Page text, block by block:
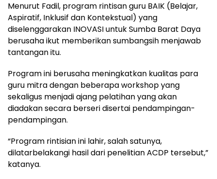
Menurut Fadil, program rintisan guru BAIK (Belajar,
Aspiratif, Inklusif dan Kontekstual) yang
diselenggarakan INOVASI untuk Sumba Barat Daya
berusaha ikut memberikan sumbangsih menjawab
tantangan itu.
Program ini berusaha meningkatkan kualitas para
guru mitra dengan beberapa workshop yang
sekaligus menjadi ajang pelatihan yang akan
diadakan secara berseri disertai pendampingan-
pendampingan.
“Program rintisian ini lahir, salah satunya,
dilatarbelakangi hasil dari penelitian ACDP tersebut,”
katanya.